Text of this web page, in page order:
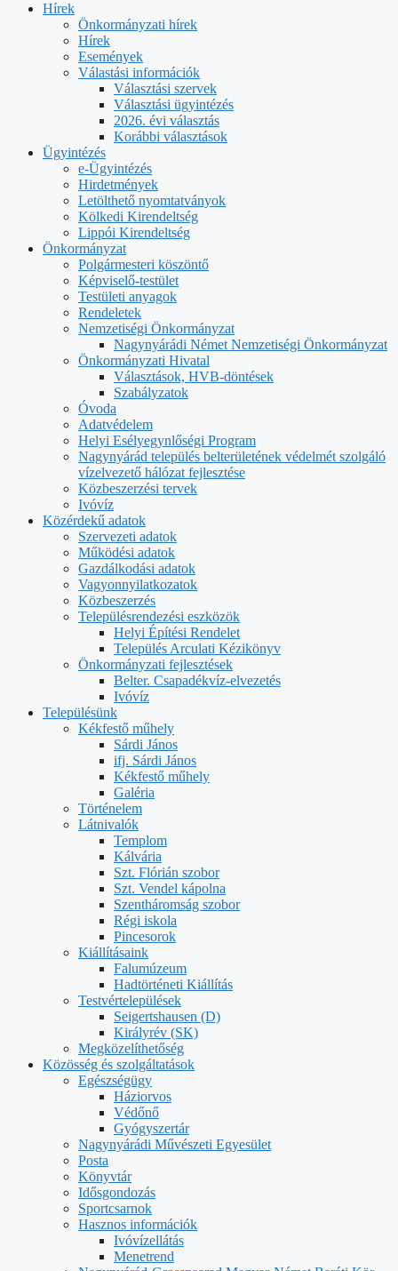
Hírek
Önkormányzati hírek
Hírek
Események
Válastási információk
Választási szervek
Választási ügyintézés
2026. évi választás
Korábbi választások
Ügyintézés
e-Ügyintézés
Hirdetmények
Letölthető nyomtatványok
Kölkedi Kirendeltség
Lippói Kirendeltség
Önkormányzat
Polgármesteri köszöntő
Képviselő-testület
Testületi anyagok
Rendeletek
Nemzetiségi Önkormányzat
Nagynyárádi Német Nemzetiségi Önkormányzat
Önkormányzati Hivatal
Választások, HVB-döntések
Szabályzatok
Óvoda
Adatvédelem
Helyi Esélyegynlőségi Program
Nagynyárád település belterületének védelmét szolgáló
vízelvezető hálózat fejlesztése
Közbeszerzési tervek
Ivóvíz
Közérdekű adatok
Szervezeti adatok
Működési adatok
Gazdálkodási adatok
Vagyonnyilatkozatok
Közbeszerzés
Településrendezési eszközök
Helyi Építési Rendelet
Település Arculati Kézikönyv
Önkormányzati fejlesztések
Belter. Csapadékvíz-elvezetés
Ivóvíz
Településünk
Kékfestő műhely
Sárdi János
ifj. Sárdi János
Kékfestő műhely
Galéria
Történelem
Látnivalók
Templom
Kálvária
Szt. Flórián szobor
Szt. Vendel kápolna
Szentháromság szobor
Régi iskola
Pincesorok
Kiállításaink
Falumúzeum
Hadtörténeti Kiállítás
Testvértelepülések
Seigertshausen (D)
Királyrév (SK)
Megközelíthetőség
Közösség és szolgáltatások
Egészségügy
Háziorvos
Védőnő
Gyógyszertár
Nagynyárádi Művészeti Egyesület
Posta
Könyvtár
Idősgondozás
Sportcsarnok
Hasznos információk
Ivóvízellátás
Menetrend